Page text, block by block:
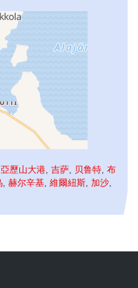
亞歷山大港, 吉萨, 贝鲁特, 布
, 赫尔辛基, 維爾紐斯, 加沙,